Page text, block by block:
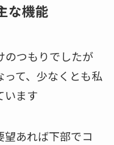
な機能
のつもりでしたが
て、少なくとも私
います
あれば下部でコ